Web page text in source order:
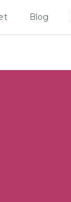
Blog